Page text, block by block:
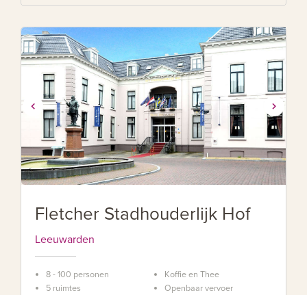
Fletcher Stadhouderlijk Hof
Leeuwarden
8 - 100 personen
5 ruimtes
Koffie en Thee
Openbaar vervoer